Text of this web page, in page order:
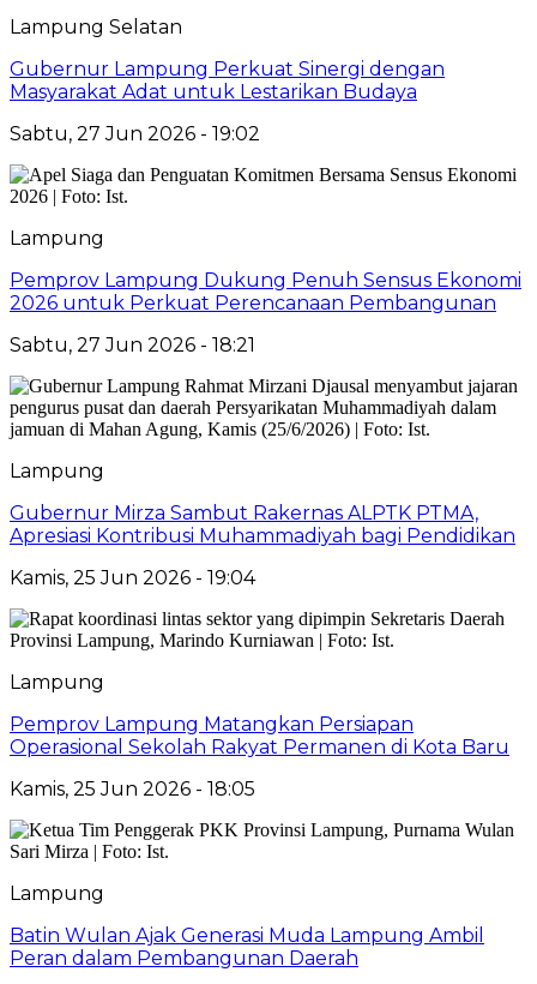
Lampung Selatan
Gubernur Lampung Perkuat Sinergi dengan
Masyarakat Adat untuk Lestarikan Budaya
Sabtu, 27 Jun 2026 - 19:02
Lampung
Pemprov Lampung Dukung Penuh Sensus Ekonomi
2026 untuk Perkuat Perencanaan Pembangunan
Sabtu, 27 Jun 2026 - 18:21
Lampung
Gubernur Mirza Sambut Rakernas ALPTK PTMA,
Apresiasi Kontribusi Muhammadiyah bagi Pendidikan
Kamis, 25 Jun 2026 - 19:04
Lampung
Pemprov Lampung Matangkan Persiapan
Operasional Sekolah Rakyat Permanen di Kota Baru
Kamis, 25 Jun 2026 - 18:05
Lampung
Batin Wulan Ajak Generasi Muda Lampung Ambil
Peran dalam Pembangunan Daerah